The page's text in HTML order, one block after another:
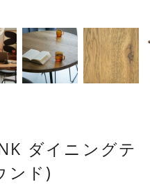
ダイニングテ
ンド)